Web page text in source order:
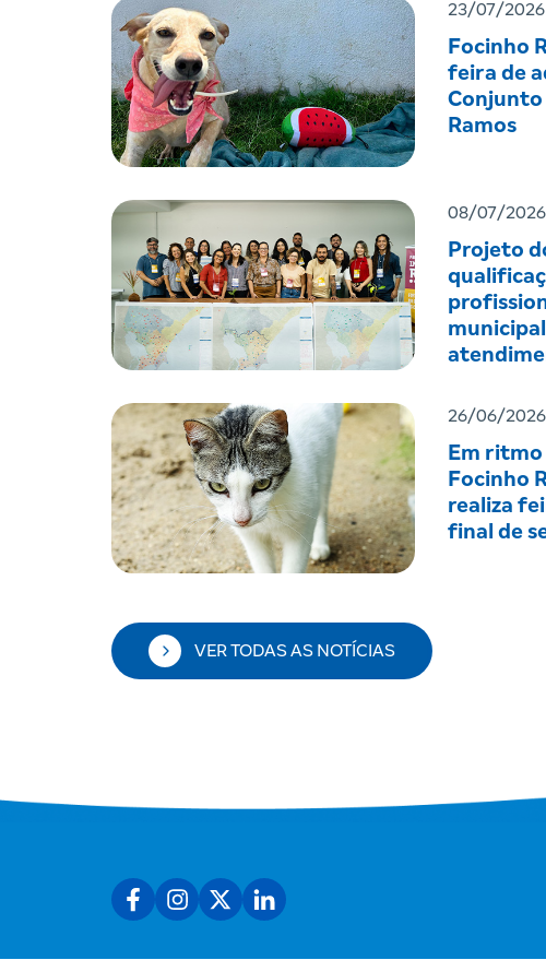
23/07/2026
Focinho
feira de
Conjunto
Ramos
08/07/2026
Projeto
26/06/2026
Em
Focinho
realiza
final de
VER TODAS AS NOTÍCIAS